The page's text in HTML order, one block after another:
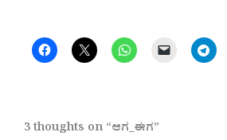
3 thoughts on “ಆಗ_ಈಗ”